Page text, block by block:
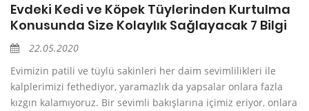
Evdeki Kedi ve Köpek Tüylerinden Kurtulma
Konusunda Size Kolaylık Sağlayacak 7 Bilgi
22.05.2020
Evimizin patili ve tüylü sakinleri her daim sevimlilikleri ile
kalplerimizi fethediyor, yaramazlık da yapsalar onlara fazla
kızgın kalamıyoruz. Bir sevimli bakışlarına içimiz eriyor, onlara